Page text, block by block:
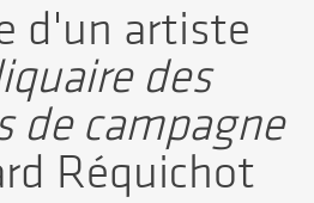
d'un artiste
des
de campagne
Réquichot